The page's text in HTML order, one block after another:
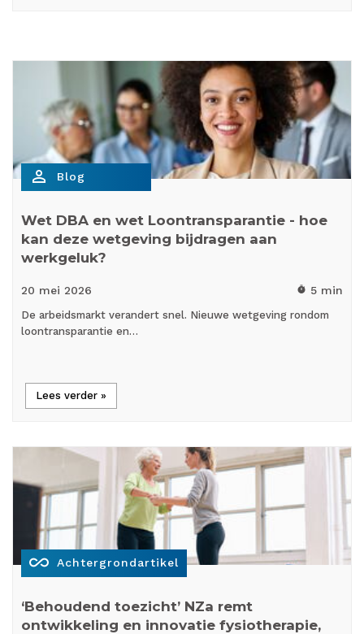
person_outline Blog
Wet DBA en wet Loontransparantie - hoe
kan deze wetgeving bijdragen aan
werkgeluk?
20 mei 2026 timer 5 min
De arbeidsmarkt verandert snel. Nieuwe wetgeving rondom
loontransparantie en…
Lees verder »
all_inclusive Achtergrondartikel
‘Behoudend toezicht’ NZa remt
ontwikkeling en innovatie fysiotherapie,